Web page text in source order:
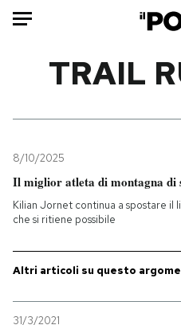
Mondo
Politica
Tecnologia
Internet
Scienza
Cultura
Sport
TRAIL
8/10/2025
Il miglior atleta di montagna di
Kilian Jornet continua a spostare il
che si ritiene possibile
Altri articoli su questo
31/3/2021